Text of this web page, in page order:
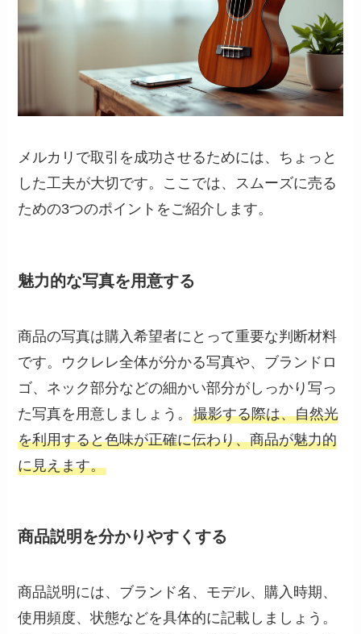
メルカリで取引を成功させるためには、ちょっと
した工夫が大切です。ここでは、スムーズに売る
ための3つのポイントをご紹介します。
魅力的な写真を用意する
商品の写真は購入希望者にとって重要な判断材料
です。ウクレレ全体が分かる写真や、ブランドロ
ゴ、ネック部分などの細かい部分がしっかり写っ
た写真を用意しましょう。撮影する際は、自然光
を利用すると色味が正確に伝わり、商品が魅力的
に見えます。
商品説明を分かりやすくする
商品説明には、ブランド名、モデル、購入時期、
使用頻度、状態などを具体的に記載しましょう。